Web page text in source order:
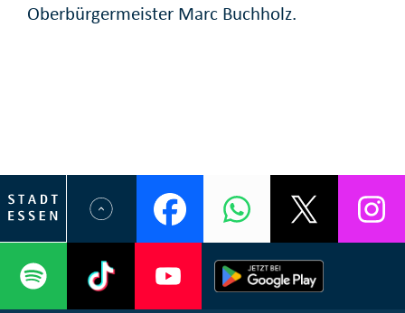
Oberbürgermeister Marc Buchholz.